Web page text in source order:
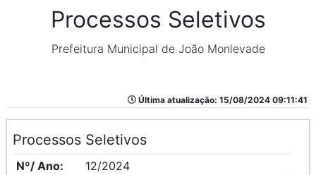
Processos Seletivos
Prefeitura Municipal de João Monlevade
Última atualização: 15/08/2024 09:11:41
Processos Seletivos
Nº/ Ano:
12/2024